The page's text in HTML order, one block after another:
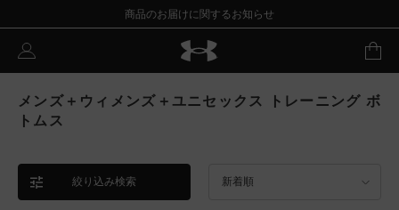
商品のお届けに関するお知らせ
メンズ＋ウィメンズ＋ユニセックス トレーニング ボ
トムス
絞り込み検索 新着順